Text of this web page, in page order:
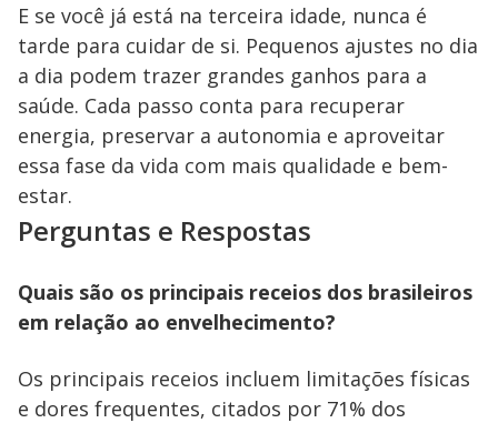
E se você já está na terceira idade, nunca é
tarde para cuidar de si. Pequenos ajustes no dia
a dia podem trazer grandes ganhos para a
saúde. Cada passo conta para recuperar
energia, preservar a autonomia e aproveitar
essa fase da vida com mais qualidade e bem-
estar.
Perguntas e Respostas
Quais são os principais receios dos brasileiros
em relação ao envelhecimento?
Os principais receios incluem limitações físicas
e dores frequentes, citados por 71% dos